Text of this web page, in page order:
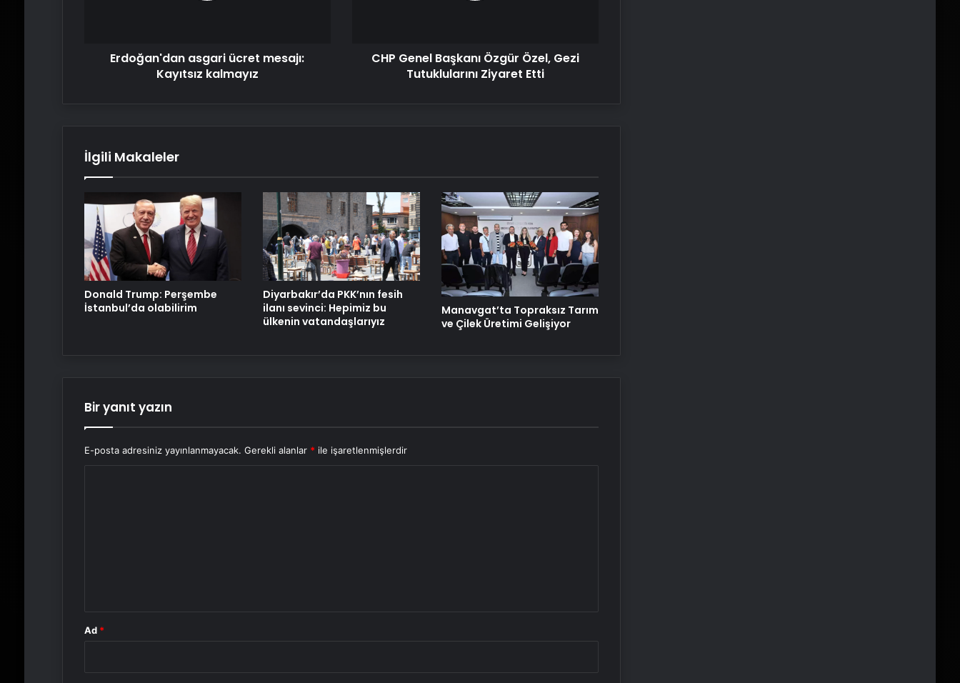
Erdoğan'dan asgari ücret mesajı:
Kayıtsız kalmayız
CHP Genel Başkanı Özgür Özel, Gezi
Tutuklularını Ziyaret Etti
İlgili Makaleler
Donald Trump: Perşembe
İstanbul’da olabilirim
Diyarbakır’da PKK’nın fesih
ilanı sevinci: Hepimiz bu
ülkenin vatandaşlarıyız
Manavgat’ta Topraksız Tarım
ve Çilek Üretimi Gelişiyor
Bir yanıt yazın
E-posta adresiniz yayınlanmayacak. Gerekli alanlar * ile işaretlenmişlerdir
Ad *